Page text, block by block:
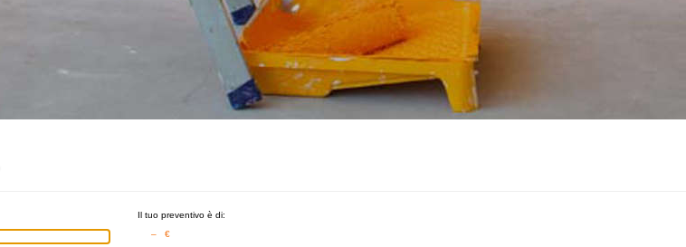
Il tuo preventivo è di:
– €